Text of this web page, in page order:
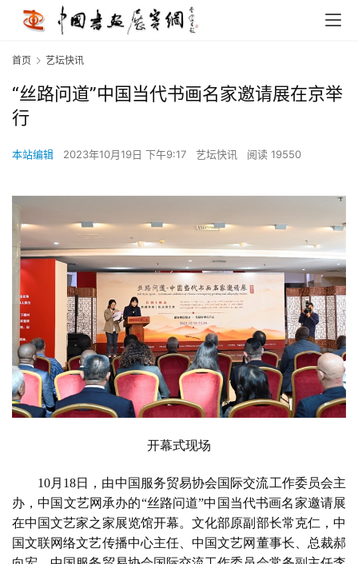
首页 艺坛快讯
“丝路问道”中国当代书画名家邀请展在京举
行
本站编辑 2023年10月19日 下午9:17 艺坛快讯 阅读 19550
开幕式现场
10月18日，由中国服务贸易协会国际交流工作委员会主
办，中国文艺网承办的“丝路问道”中国当代书画名家邀请展
在中国文艺家之家展览馆开幕。文化部原副部长常克仁，中
国文联网络文艺传播中心主任、中国文艺网董事长、总裁郝